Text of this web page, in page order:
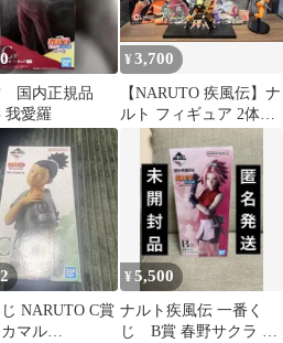
国内正規品
我愛羅
¥3,700
【NARUTO 疾風伝】ナ
ルト フィギュア 2体セ
ット
NARUTO C賞
マル
¥5,500
ナルト疾風伝 一番く
じ B賞 春野サクラ フ